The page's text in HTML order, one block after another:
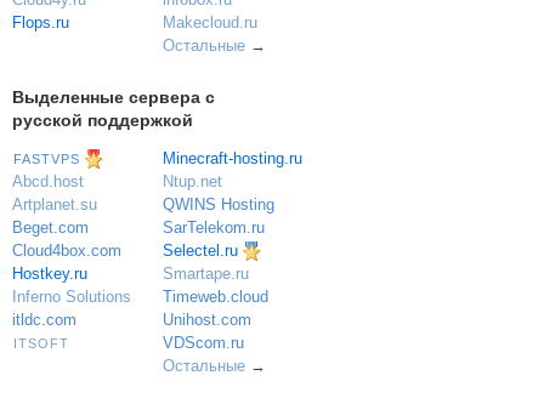
Flops.ru
Makecloud.ru
Остальные→
Выделенные сервера с
русской поддержкой
FASTVPS
Abcd.host
Artplanet.su
Beget.com
Cloud4box.com
Hostkey.ru
Inferno Solutions
itldc.com
ITSOFT
Minecraft-hosting.ru
Ntup.net
QWINS Hosting
SarTelekom.ru
Selectel.ru
Smartape.ru
Timeweb.cloud
Unihost.com
VDScom.ru
Остальные→